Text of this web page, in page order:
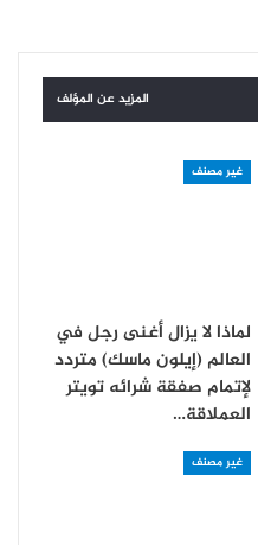
المزيد عن المؤلف
غير مصنف
لماذا لا يزال أغنى رجل في
العالم (إيلون ماسك) متردد
لإتمام صفقة شرائه تويتر
العملاقة…
غير مصنف